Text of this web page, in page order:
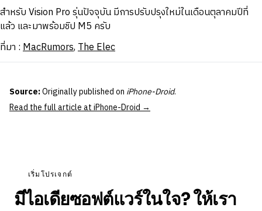
สำหรับ Vision Pro รุ่นปัจจุบัน มีการปรับปรุงใหม่ในเดือนตุลาคมปีที่
แล้ว และมาพร้อมชิป M5 ครับ
ที่มา :MacRumors,The Elec
Source:Originally published on iPhone-Droid.
Read the full article at iPhone-Droid →
เริ่มโปรเจกต์
มีไอเดียซอฟต์แวร์ในใจ? ให้เรา